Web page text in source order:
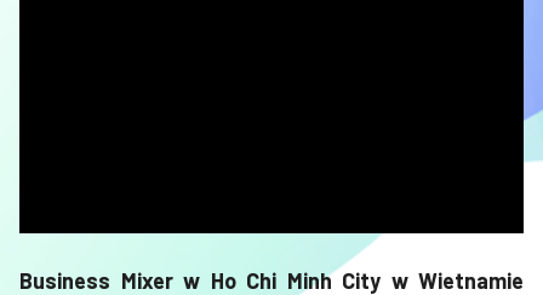
Business Mixer w Ho Chi Minh City w Wietnamie